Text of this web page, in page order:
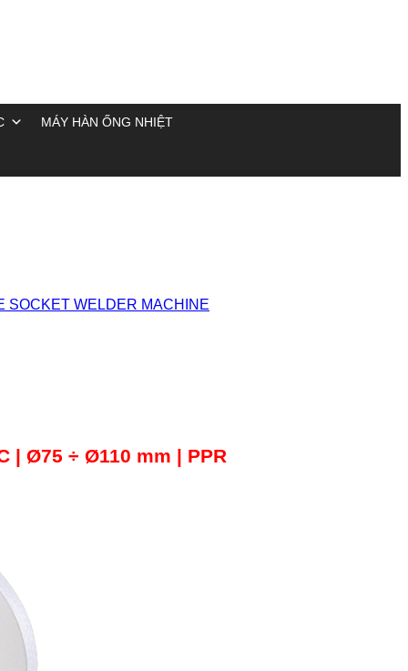
MÁY HÀN ỐNG NHIỆT
SOCKET WELDER MACHINE
| Ø75 ÷ Ø110 mm | PPR